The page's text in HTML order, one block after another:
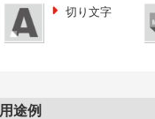
切り文字
用途例